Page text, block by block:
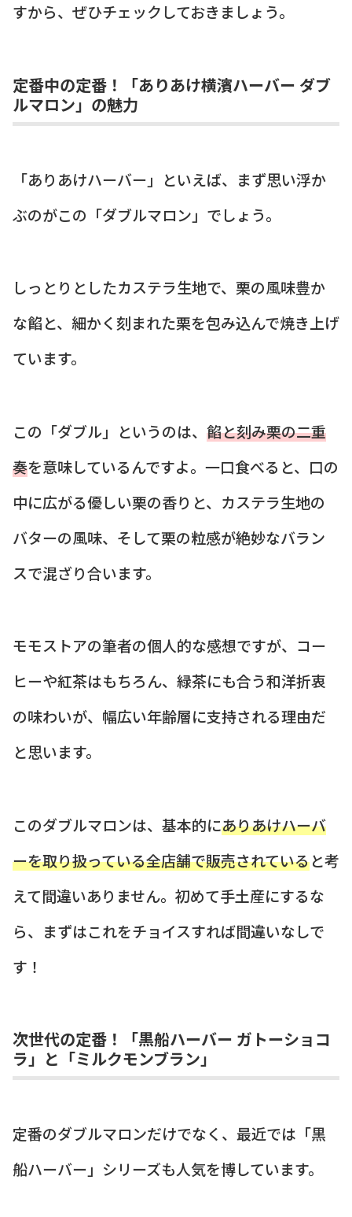
すから、ぜひチェックしておきましょう。
定番中の定番！「ありあけ横濱ハーバー ダブ
ルマロン」の魅力
「ありあけハーバー」といえば、まず思い浮か
ぶのがこの「ダブルマロン」でしょう。
しっとりとしたカステラ生地で、栗の風味豊か
な餡と、細かく刻まれた栗を包み込んで焼き上げ
ています。
この「ダブル」というのは、 餡と刻み栗の二重
奏を意味しているんですよ。一口食べると、口の
中に広がる優しい栗の香りと、カステラ生地の
バターの風味、そして栗の粒感が絶妙なバラン
スで混ざり合います。
モモストアの筆者の個人的な感想ですが、コー
ヒーや紅茶はもちろん、緑茶にも合う和洋折衷
の味わいが、幅広い年齢層に支持される理由だ
と思います。
このダブルマロンは、基本的にありあけハーバ
ーを取り扱っている全店舗で販売されていると考
えて間違いありません。初めて手土産にするな
ら、まずはこれをチョイスすれば間違いなしで
す！
次世代の定番！「黒船ハーバー ガトーショコ
ラ」と「ミルクモンブラン」
定番のダブルマロンだけでなく、最近では「黒
船ハーバー」シリーズも人気を博しています。